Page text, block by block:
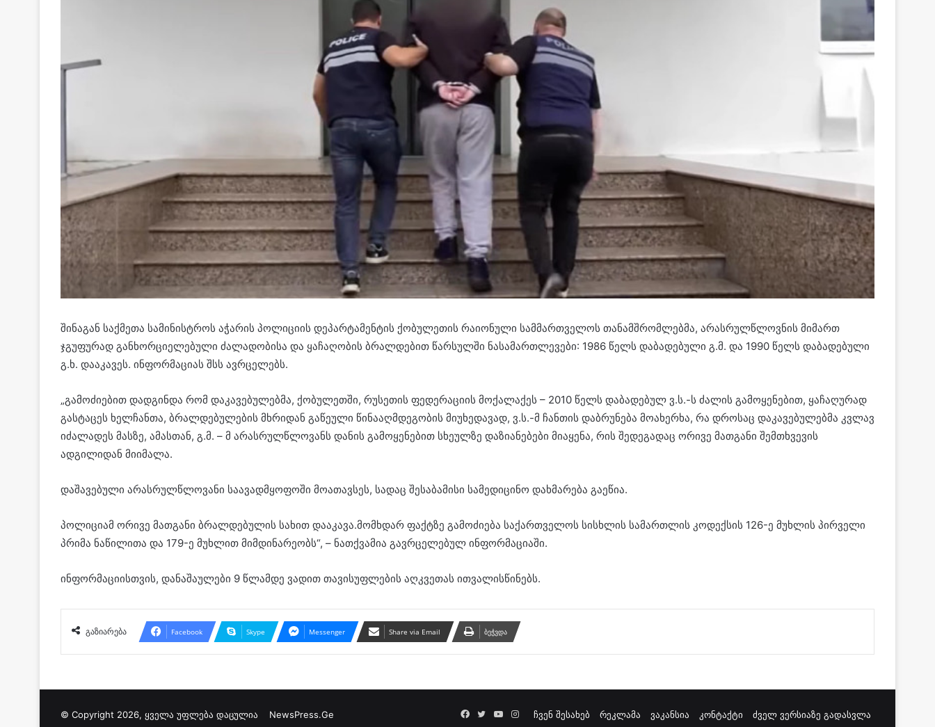
შინაგან საქმეთა სამინისტროს აჭარის პოლიციის დეპარტამენტის ქობულეთის რაიონული სამმართველოს თანამშრომლებმა, არასრულწლოვნის მიმართ
ჯგუფურად განხორციელებული ძალადობისა და ყაჩაღობის ბრალდებით წარსულში ნასამართლევები: 1986 წელს დაბადებული გ.მ. და 1990 წელს დაბადებული
გ.ხ. დააკავეს. ინფორმაციას შსს ავრცელებს.
„გამოძიებით დადგინდა რომ დაკავებულებმა, ქობულეთში, რუსეთის ფედერაციის მოქალაქეს – 2010 წელს დაბადებულ ვ.ს.-ს ძალის გამოყენებით, ყაჩაღურად
გასტაცეს ხელჩანთა, ბრალდებულების მხრიდან გაწეული წინააღმდეგობის მიუხედავად, ვ.ს.-მ ჩანთის დაბრუნება მოახერხა, რა დროსაც დაკავებულებმა კვლავ
იძალადეს მასზე, ამასთან, გ.მ. – მ არასრულწლოვანს დანის გამოყენებით სხეულზე დაზიანებები მიაყენა, რის შედეგადაც ორივე მათგანი შემთხვევის
ადგილიდან მიიმალა.
დაშავებული არასრულწლოვანი საავადმყოფოში მოათავსეს, სადაც შესაბამისი სამედიცინო დახმარება გაეწია.
პოლიციამ ორივე მათგანი ბრალდებულის სახით დააკავა.მომხდარ ფაქტზე გამოძიება საქართველოს სისხლის სამართლის კოდექსის 126-ე მუხლის პირველი
პრიმა ნაწილითა და 179-ე მუხლით მიმდინარეობს“, – ნათქვამია გავრცელებულ ინფორმაციაში.
ინფორმაციისთვის, დანაშაულები 9 წლამდე ვადით თავისუფლების აღკვეთას ითვალისწინებს.
გაზიარება Facebook Skype Messenger Share via Email ბეჭვდა
© Copyright 2026, ყველა უფლება დაცულია NewsPress.Ge ჩვენ შესახებ რეკლამა ვაკანსია კონტაქტი ძველ ვერსიაზე გადასვლა
Facebook
TwitterYouTube
Instagram